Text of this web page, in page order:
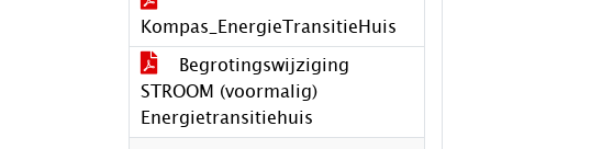
Kompas_EnergieTransitieHuis
Begrotingswijziging
STROOM (voormalig)
Energietransitiehuis